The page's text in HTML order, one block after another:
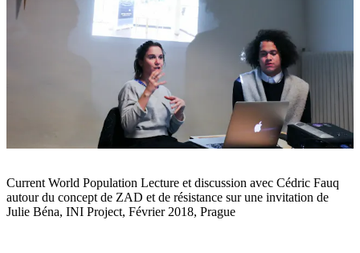
Current World Population Lecture et discussion avec Cédric Fauq
autour du concept de ZAD et de résistance sur une invitation de
Julie Béna, INI Project, Février 2018, Prague